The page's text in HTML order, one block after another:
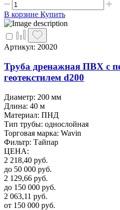
В корзине Купить
Артикул: 20020
Труба дренажная ПВХ с
геотекстилем d200
Диаметр: 200 мм
Длина: 40 м
Материал: ПНД
Тип трубы: однослойная
Торговая марка: Wavin
Фильтр: Тайпар
ЦЕНА:
2 218,40 руб.
до 50 000 руб.
2 129,66 руб.
до 150 000 руб.
2 063,11 руб.
от 150 000 руб.